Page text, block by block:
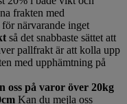
frakten med
närvarande inget
så det snabbaste sättet att
pallfrakt är att kolla upp
med upphämtning på
oss på varor över 20kg
Kan du mejla oss